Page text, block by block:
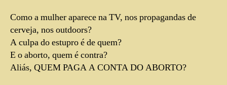
Como a mulher aparece na TV, nos propagandas de
cerveja, nos outdoors?
A culpa do estupro é de quem?
E o aborto, quem é contra?
Aliás, QUEM PAGA A CONTA DO ABORTO?